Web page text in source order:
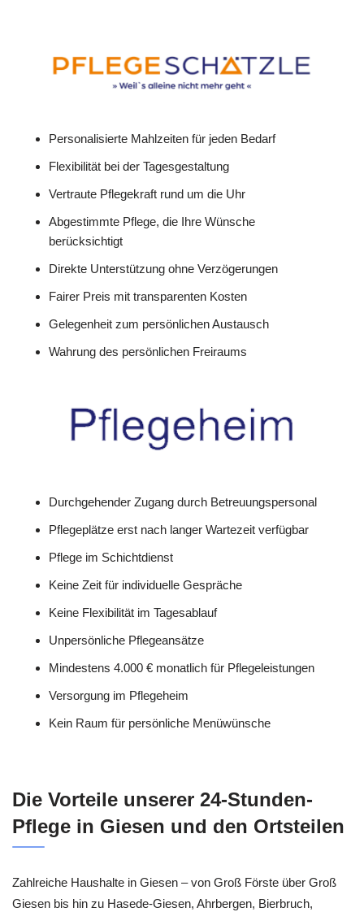
Personalisierte Mahlzeiten für jeden Bedarf
Flexibilität bei der Tagesgestaltung
Vertraute Pflegekraft rund um die Uhr
Abgestimmte Pflege, die Ihre Wünsche
berücksichtigt
Direkte Unterstützung ohne Verzögerungen
Fairer Preis mit transparenten Kosten
Gelegenheit zum persönlichen Austausch
Wahrung des persönlichen Freiraums
Durchgehender Zugang durch Betreuungspersonal
Pflegeplätze erst nach langer Wartezeit verfügbar
Pflege im Schichtdienst
Keine Zeit für individuelle Gespräche
Keine Flexibilität im Tagesablauf
Unpersönliche Pflegeansätze
Mindestens 4.000 € monatlich für Pflegeleistungen
Versorgung im Pflegeheim
Kein Raum für persönliche Menüwünsche
Die Vorteile unserer 24-Stunden-
Pflege in Giesen und den Ortsteilen
Zahlreiche Haushalte in Giesen – von Groß Förste über Groß
Giesen bis hin zu Hasede-Giesen, Ahrbergen, Bierbruch,